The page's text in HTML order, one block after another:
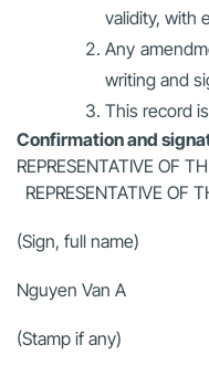
validity, with
Any
writing and
This record
Confirmation and
REPRESENTATIVE
REPRESENTATIVE OF
(Sign, full name)
Nguyen Van
(Stamp if any)